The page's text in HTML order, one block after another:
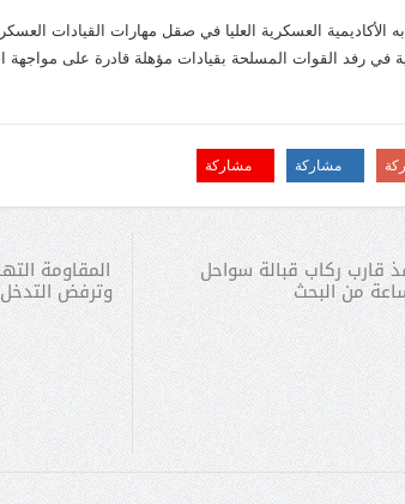
الأكاديمية العسكرية العليا في صقل مهارات القيادات
في رفد القوات المسلحة بقيادات مؤهلة قادرة على مواجهة
مشاركة مشاركة
قارب ركاب قبالة سواحل
المقاومة
وترفض